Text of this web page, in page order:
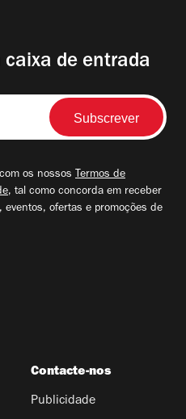
caixa de entrada
os nossos Termos de
, tal como concorda em receber
eventos, ofertas e promoções de
Contacte-nos
Publicidade